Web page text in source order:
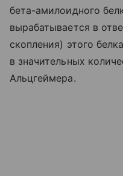
бета-амилоидного
вырабатывается в
скопления) этого
в значительных
Альцгеймера.